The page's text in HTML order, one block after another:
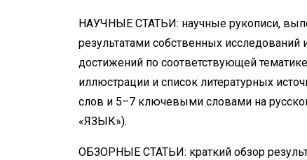
НАУЧНЫЕ СТАТЬИ: научные рукописи,
результатами собственных
достижений по соответствующей
иллюстрации и список литературных
слов и 5–7 ключевыми словами на
«ЯЗЫК»).
ОБЗОРНЫЕ СТАТЬИ: краткий обзор